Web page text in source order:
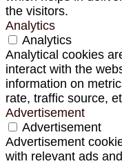
the visitors.
Analytics
Analytics
Analytical cookies
interact with the
information on
rate, traffic source,
Advertisement
Advertisement
Advertisement
with relevant ads